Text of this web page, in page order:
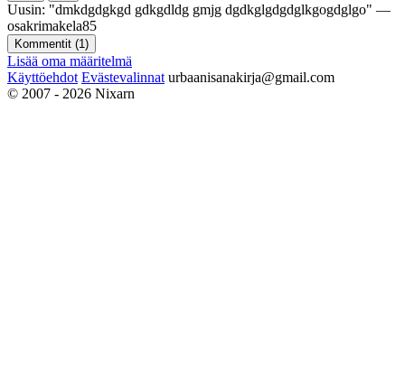
Uusin: "dmkdgdgkgd gdkgdldg gmjg dgdkglgdgdglkgogdglgo" —
osakrimakela85
Kommentit (1 )
Lisää oma määritelmä
Käyttöehdot Evästevalinnat urbaanisanakirja@gmail.com
© 2007 - 2026 Nixarn